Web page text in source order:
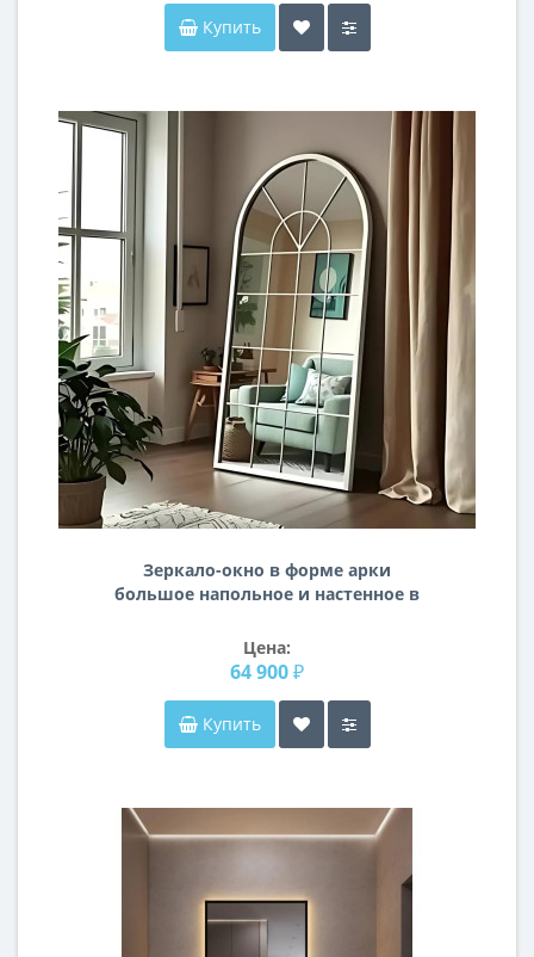
Купить
Зеркало-окно в форме арки
большое напольное и настенное в
Цена:
64 900 ₽
Купить